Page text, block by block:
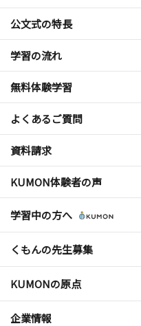
公文式の特長
学習の流れ
無料体験学習
よくあるご質問
資料請求
KUMON体験者の声
学習中の方へ
くもんの先生募集
KUMONの原点
企業情報